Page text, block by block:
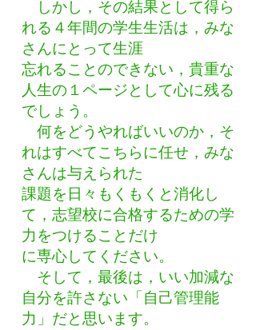
しかし，その結果として得ら
れる４年間の学生生活は，みな
さんにとって生涯
忘れることのできない，貴重な
人生の１ページとして心に残る
でしょう。
何をどうやればいいのか，そ
れはすべてこちらに任せ，みな
さんは与えられた
課題を日々もくもくと消化し
て，志望校に合格するための学
力をつけることだけ
に専心してください。
そして，最後は，いい加減な
自分を許さない「自己管理能
力」だと思います。